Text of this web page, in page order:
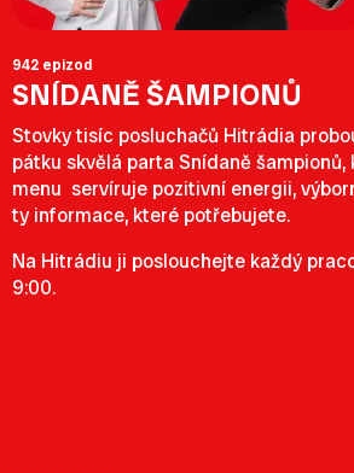
942 epizod
SNÍDANĚ ŠAMPIONŮ
Stovky tisíc posluchačů Hitrádia
pátku skvělá parta Snídaně šampionů,
menu servíruje pozitivní energii,
ty informace, které potřebujete.
Na Hitrádiu ji poslouchejte každý
9:00.